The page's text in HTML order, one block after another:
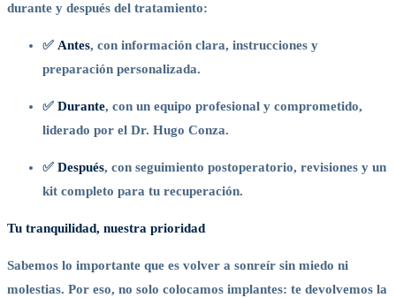
durante y después del tratamiento:
✅ Antes, con información clara, instrucciones y
preparación personalizada.
✅ Durante, con un equipo profesional y comprometido,
liderado por el Dr. Hugo Conza.
✅ Después, con seguimiento postoperatorio, revisiones y un
kit completo para tu recuperación.
Tu tranquilidad, nuestra prioridad
Sabemos lo importante que es volver a sonreír sin miedo ni
molestias. Por eso, no solo colocamos implantes: te devolvemos la